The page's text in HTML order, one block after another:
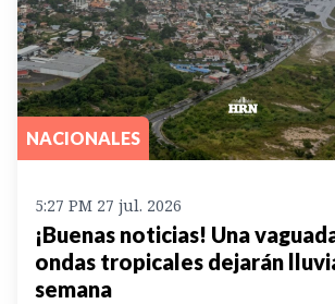
NACIONALES
5:27 PM 27 jul. 2026
¡Buenas noticias! Una
ondas tropicales dejarán
semana